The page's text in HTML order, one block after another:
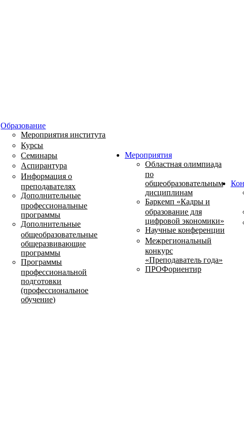
Образование
Мероприятия института
Курсы
Семинары
Аспирантура
Информация о
преподавателях
Дополнительные
профессиональные
программы
Дополнительные
общеобразовательные
общеразвивающие
программы
Программы
профессиональной
подготовки
(профессиональное
обучение)
Мероприятия
Областная олимпиада
по
общеобразовательным
дисциплинам
Баркемп «Кадры и
образование для
цифровой экономики»
Научные конференции
Межрегиональный
конкурс
«Преподаватель года»
ПРОФориентир